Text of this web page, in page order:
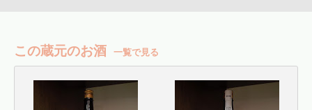
この蔵元のお酒 一覧で見る